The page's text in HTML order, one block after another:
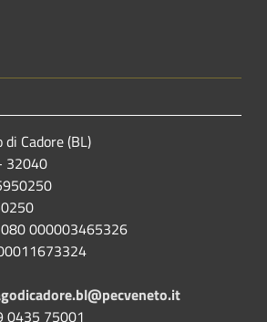
Cadore (BL)
32040
000003465326
0435 75001